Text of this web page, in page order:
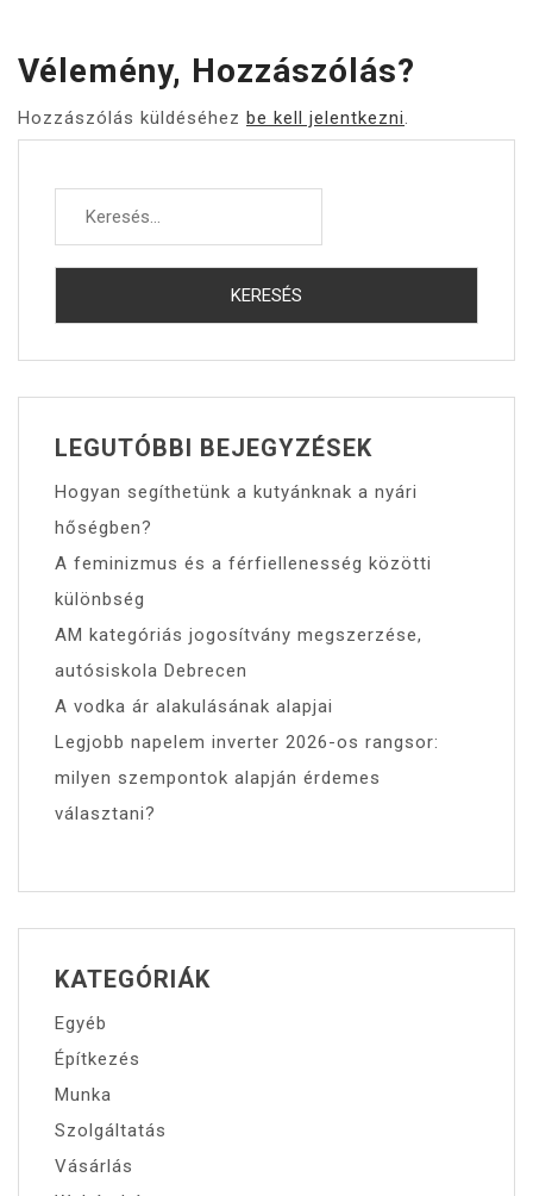
Vélemény, Hozzászólás?
Hozzászólás küldéséhez be kell jelentkezni
Keresés:
LEGUTÓBBI BEJEGYZÉSEK
Hogyan segíthetünk a kutyánknak a nyári
hőségben?
A feminizmus és a férfiellenesség közötti
különbség
AM kategóriás jogosítvány megszerzése,
autósiskola Debrecen
A vodka ár alakulásának alapjai
Legjobb napelem inverter 2026-os rangsor:
milyen szempontok alapján érdemes
választani?
KATEGÓRIÁK
Egyéb
Építkezés
Munka
Szolgáltatás
Vásárlás